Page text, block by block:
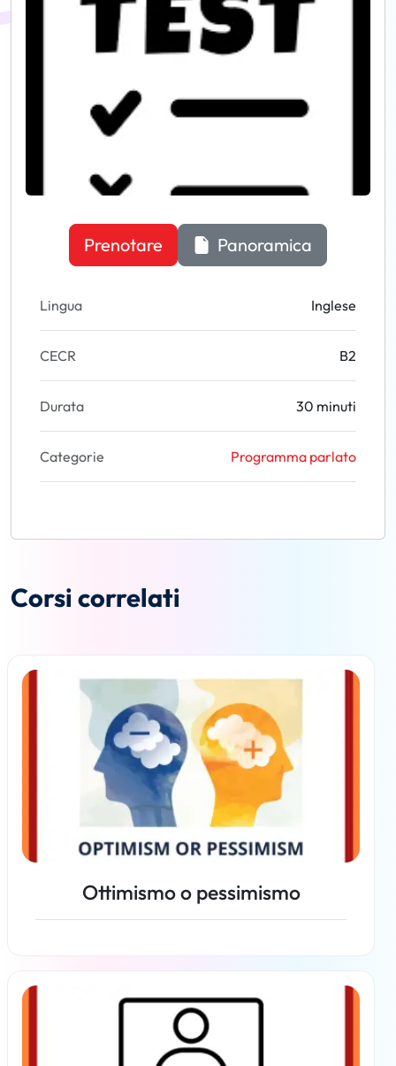
Prenotare Panoramica
Lingua Inglese
CECR B2
Durata 30 minuti
Categorie Programma parlato
Corsi correlati
Ottimismo o pessimismo